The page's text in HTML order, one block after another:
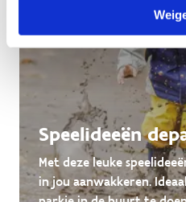
Speelideeën
Met deze leuke
in jou aanwakkeren.